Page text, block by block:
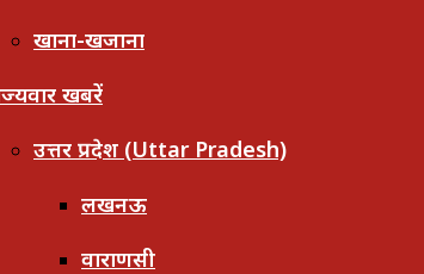
खाना-खजाना
खबरें
उत्तर प्रदेश (Uttar Pradesh)
लखनऊ
वाराणसी